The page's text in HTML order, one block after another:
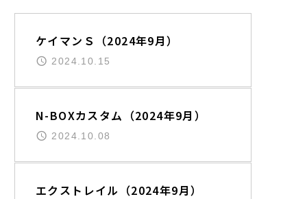
ケイマンＳ（2024年9月）
2024.10.15
N-BOXカスタム（2024年9月）
2024.10.08
エクストレイル（2024年9月）